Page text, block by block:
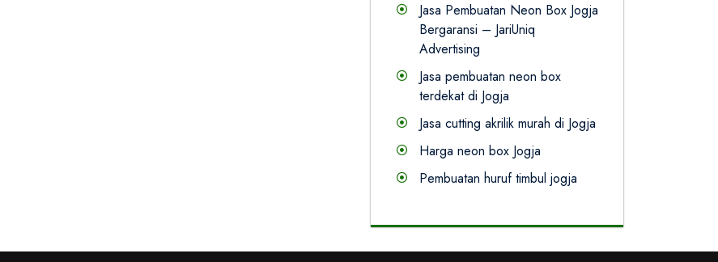
Jasa Pembuatan Neon Box Jogja
Bergaransi – JariUniq
Advertising
Jasa pembuatan neon box
terdekat di Jogja
Jasa cutting akrilik murah di Jogja
Harga neon box Jogja
Pembuatan huruf timbul jogja